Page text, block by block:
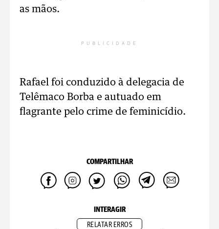
as mãos.
PUBLICIDADE
Rafael foi conduzido à delegacia de
Telêmaco Borba e autuado em
flagrante pelo crime de feminicídio.
COMPARTILHAR
INTERAGIR
RELATAR ERROS